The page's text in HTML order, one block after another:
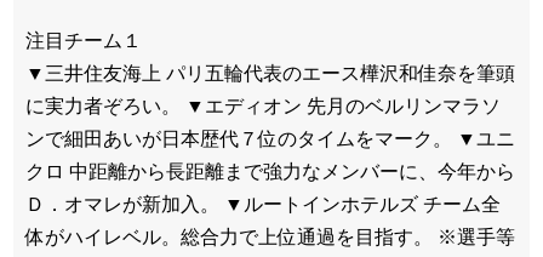
注目チーム１
▼三井住友海上 パリ五輪代表のエース樺沢和佳奈を筆頭
に実力者ぞろい。 ▼エディオン 先月のベルリンマラソ
ンで細田あいが日本歴代７位のタイムをマーク。 ▼ユニ
クロ 中距離から長距離まで強力なメンバーに、今年から
Ｄ．オマレが新加入。 ▼ルートインホテルズ チーム全
体がハイレベル。総合力で上位通過を目指す。 ※選手等